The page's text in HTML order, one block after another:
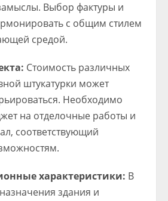
Выбор фактуры и
с общим стилем
средой.
Стоимость различных
штукатурки может
Необходимо
на отделочные работы и
соответствующий
характеристики: В
здания и